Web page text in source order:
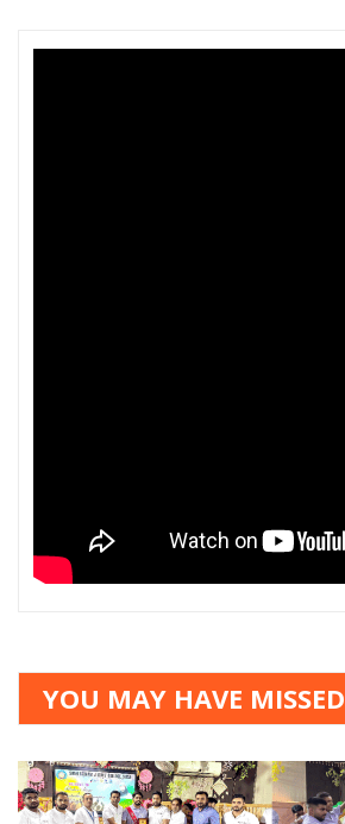
YOU MAY HAVE MISSED